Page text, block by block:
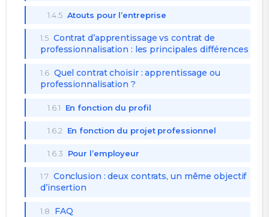
1.4.5 Atouts pour l’entreprise
1.5 Contrat d’apprentissage vs contrat de
professionnalisation : les principales différences
1.6 Quel contrat choisir : apprentissage ou
professionnalisation ?
1.6.1 En fonction du profil
1.6.2 En fonction du projet professionnel
1.6.3 Pour l’employeur
1.7 Conclusion : deux contrats, un même objectif
d’insertion
1.8 FAQ